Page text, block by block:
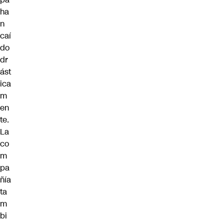
ha
n
caí
do
dr
ást
ica
m
en
te.
La
co
m
pa
ñía
ta
m
bi